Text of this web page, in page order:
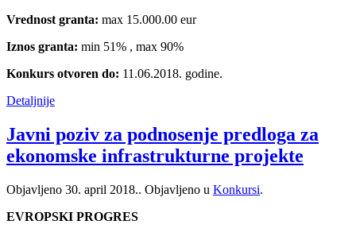
Vrednost granta: max 15.000.00 eur
Iznos granta: min 51% , max 90%
Konkurs otvoren do: 11.06.2018. godine.
Detaljnije
Javni poziv za podnosenje predloga za
ekonomske infrastrukturne projekte
Objavljeno 30. april 2018.. Objavljeno u Konkursi.
EVROPSKI PROGRES